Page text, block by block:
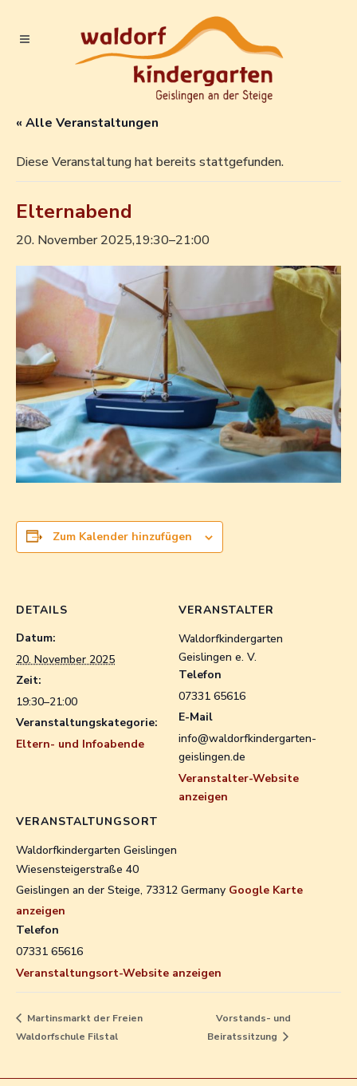
« Alle Veranstaltungen
Diese Veranstaltung hat bereits stattgefunden.
Elternabend
20. November 2025,19:30–21:00
Zum Kalender hinzufügen
DETAILS
Datum:
20. November 2025
Zeit:
19:30–21:00
Veranstaltungskategorie:
Eltern- und Infoabende
VERANSTALTUNGSORT
Waldorfkindergarten Geislingen
Wiesensteigerstraße 40
Geislingen an der Steige, 73312 Germany Google Karte
anzeigen
Telefon
07331 65616
Veranstaltungsort-Website anzeigen
VERANSTALTER
Waldorfkindergarten
Geislingen e. V.
Telefon
07331 65616
E-Mail
info@waldorfkindergarten-
geislingen.de
Veranstalter-Website
anzeigen
Martinsmarkt der Freien
Waldorfschule Filstal
Vorstands- und
Beiratssitzung